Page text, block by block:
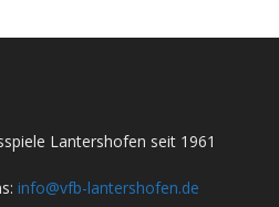
Lantershofen seit 1961
info@vfb-lantershofen.de